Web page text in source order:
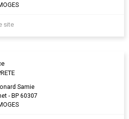
site
Samie
- BP 60307